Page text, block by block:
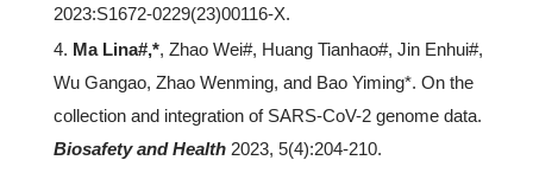
2023:S1672-0229(23)00116-X.
4. Ma Lina#,*, Zhao Wei#, Huang Tianhao#, Jin Enhui#,
Wu Gangao, Zhao Wenming, and Bao Yiming*. On the
collection and integration of SARS-CoV-2 genome data.
Biosafety and Health 2023, 5(4):204-210.